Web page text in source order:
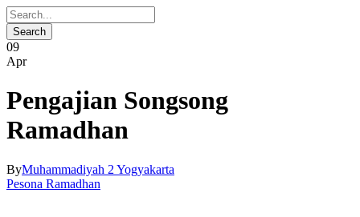
09
Apr
Pengajian Songsong
Ramadhan
ByMuhammadiyah 2 Yogyakarta
Pesona Ramadhan